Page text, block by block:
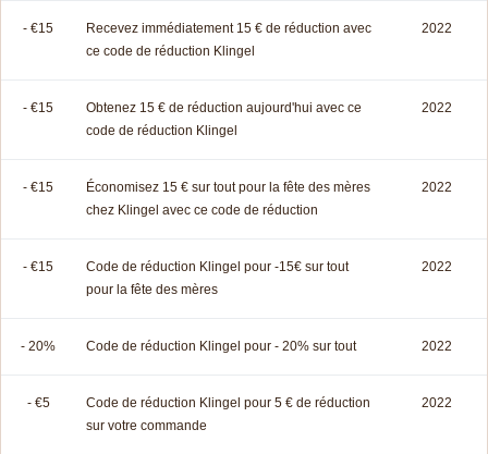
- €15
Recevez immédiatement 15 € de réduction avec
ce code de réduction Klingel
2022
- €15
Obtenez 15 € de réduction aujourd'hui avec ce
code de réduction Klingel
2022
- €15
Économisez 15 € sur tout pour la fête des mères
chez Klingel avec ce code de réduction
2022
- €15
Code de réduction Klingel pour -15€ sur tout
pour la fête des mères
2022
- 20% Code de réduction Klingel pour - 20% sur tout 2022
- €5
Code de réduction Klingel pour 5 € de réduction
sur votre commande
2022